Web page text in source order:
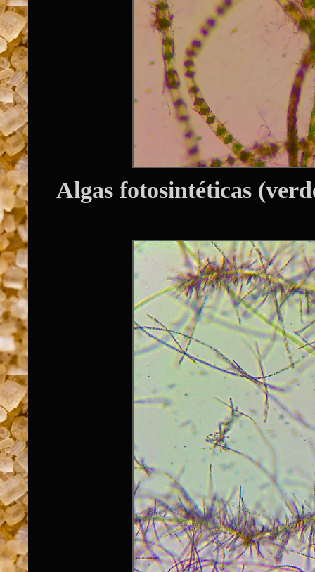
Algas fotosintéticas